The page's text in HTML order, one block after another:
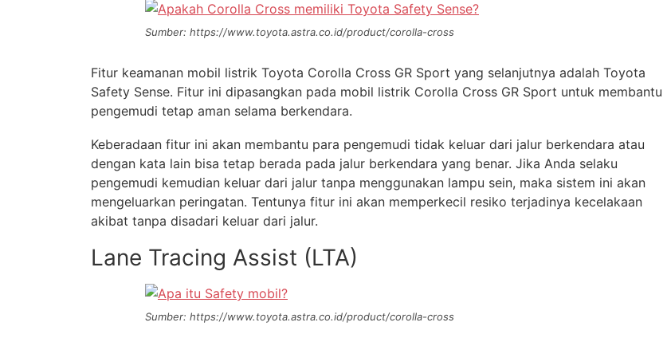
Sumber: https://www.toyota.astra.co.id/product/corolla-cross
Fitur keamanan mobil listrik Toyota Corolla Cross GR Sport yang selanjutnya adalah Toyota
Safety Sense. Fitur ini dipasangkan pada mobil listrik Corolla Cross GR Sport untuk membantu
pengemudi tetap aman selama berkendara.
Keberadaan fitur ini akan membantu para pengemudi tidak keluar dari jalur berkendara atau
dengan kata lain bisa tetap berada pada jalur berkendara yang benar. Jika Anda selaku
pengemudi kemudian keluar dari jalur tanpa menggunakan lampu sein, maka sistem ini akan
mengeluarkan peringatan. Tentunya fitur ini akan memperkecil resiko terjadinya kecelakaan
akibat tanpa disadari keluar dari jalur.
Lane Tracing Assist (LTA)
Sumber: https://www.toyota.astra.co.id/product/corolla-cross